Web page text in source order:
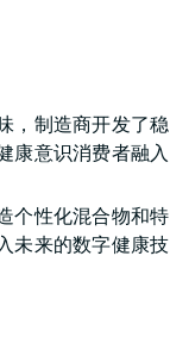
，制造商开发了稳
康意识消费者融入
个性化混合物和特
未来的数字健康技